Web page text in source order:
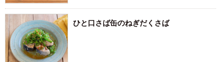
ひと口さば缶のねぎだくさば